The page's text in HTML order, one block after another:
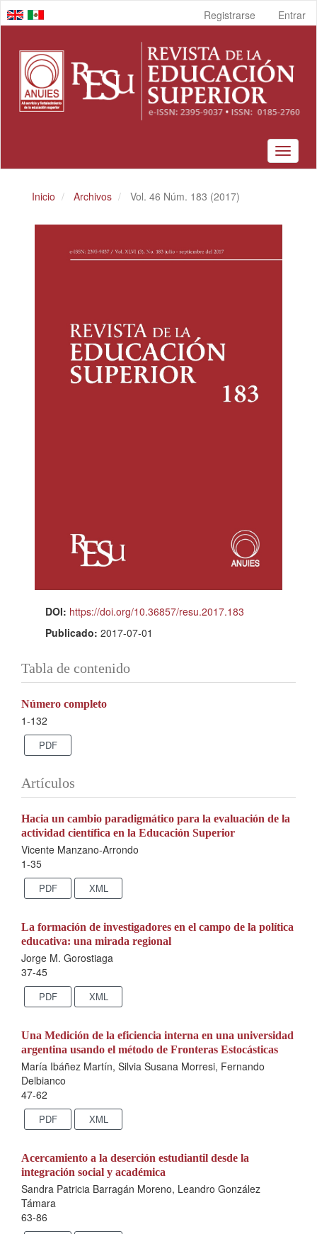
Navegación
principal
principal
Barra
lateral
Registrarse Entrar
Toggle
Inicio Archivos Vol. 46 Núm. 183 (2017)
DOI: https://doi.org/10.36857/resu.2017.183
Publicado:2017-07-01
Tabla de contenido
Número completo
1-132
PDF
Artículos
Hacia un cambio paradigmático para la evaluación de la
actividad científica en la Educación Superior
Vicente Manzano-Arrondo
1-35
PDF XML
La formación de investigadores en el campo de la política
educativa: una mirada regional
Jorge M. Gorostiaga
37-45
PDF XML
Una Medición de la eficiencia interna en una universidad
argentina usando el método de Fronteras Estocásticas
María Ibáñez Martín, Silvia Susana Morresi, Fernando
Delbianco
47-62
PDF XML
Acercamiento a la deserción estudiantil desde la
integración social y académica
Sandra Patricia Barragán Moreno, Leandro González
Támara
63-86